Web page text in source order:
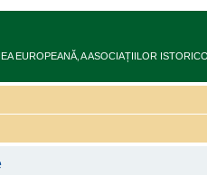
EUROPEANĂ‚ A ASOCIAȚIILOR